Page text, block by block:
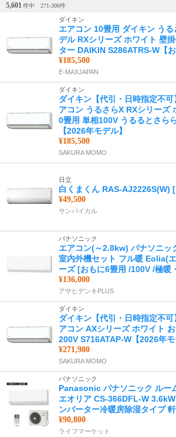
5,601件中 271-300件
ダイキン
エアコン 10畳用 ダイキン う
デル RXシリーズ ホワイト 壁
ター DAIKIN S286ATRS-W【お
¥185,500
E-MAXJAPAN
ダイキン
ダイキン【代引・日時指定不
アコン うるさらX RXシリーズ
0畳用 単相100V うるるとさら
【2026年モデル】
¥185,500
SAKURA MOMO
日立
白くまくん RAS-AJ2226S(W)
¥49,500
サンバイカル
パナソニック
エアコン(～2.8kw) パナソニッ
室内外機セット フル暖 Eolia(
ーズ [おもに6畳用 /100V /極暖
¥136,000
アサヒデンキPLUS
ダイキン
ダイキン【代引・日時指定不
アコン AXシリーズ ホワイト
200V S716ATAP-W【2026年モ
¥271,980
SAKURA MOMO
パナソニック
Panasonic パナソニック ルー
エオリア CS-366DFL-W
ンバーター冷暖房除湿タイプ
¥90,800
ライフマーケット